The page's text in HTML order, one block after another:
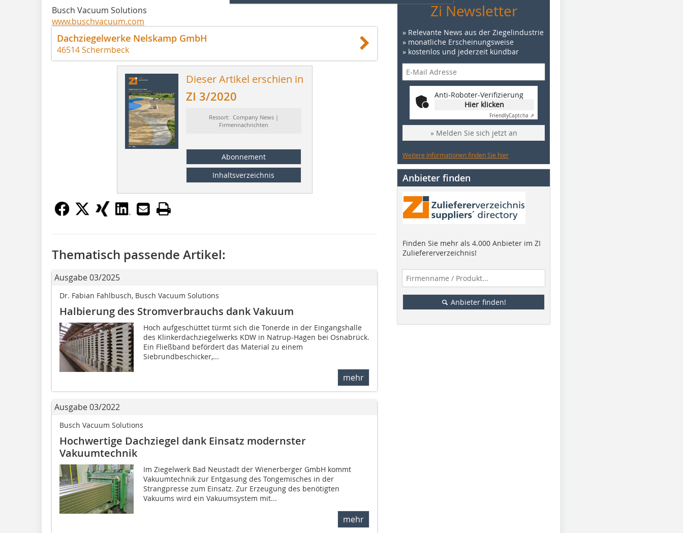
Busch Vacuum Solutions
www.buschvacuum.com
Dachziegelwerke Nelskamp GmbH
46514 Schermbeck
Dieser Artikel erschien in
ZI 3/2020
Ressort: Company News |
Firmennachrichten
Abonnement
Inhaltsverzeichnis
Thematisch passende Artikel:
Ausgabe 03/2025
Dr. Fabian Fahlbusch, Busch Vacuum Solutions
Halbierung des Stromverbrauchs dank Vakuum
Hoch aufgeschüttet türmt sich die Tonerde in der Eingangshalle
des Klinkerdachziegelwerks KDW in Natrup-Hagen bei Osnabrück.
Ein Fließband befördert das Material zu einem
Siebrundbeschicker,...
mehr
Ausgabe 03/2022
Busch Vacuum Solutions
Hochwertige Dachziegel dank Einsatz modernster
Vakuumtechnik
Im Ziegelwerk Bad Neustadt der Wienerberger GmbH kommt
Vakuumtechnik zur Entgasung des Tongemisches in der
Strangpresse zum Einsatz. Zur Erzeugung des benötigten
Vakuums wird ein Vakuumsystem mit...
mehr
Zi Newsletter
» Relevante News aus der Ziegelindustrie
» monatliche Erscheinungsweise
» kostenlos und jederzeit kündbar
Anti-Roboter-Verifizierung
Hier klicken
FriendlyCaptcha ⇗
» Melden Sie sich jetzt an
Weitere Informationen finden Sie hier
Anbieter finden
Finden Sie mehr als 4.000 Anbieter im ZI
Zuliefererverzeichnis!
Anbieter finden!